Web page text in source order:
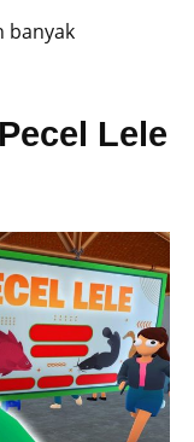
banyak
Lele